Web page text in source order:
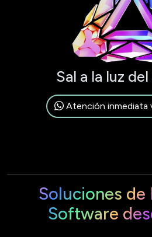
Sal a la luz
Atención inmediata
Soluciones
Software